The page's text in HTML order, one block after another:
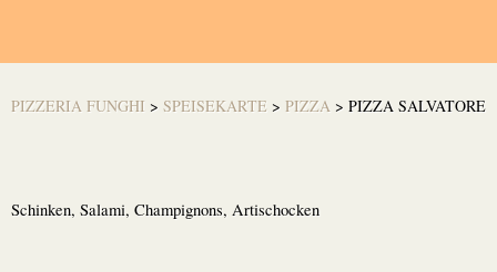
PIZZERIA FUNGHI > SPEISEKARTE > PIZZA > PIZZA SALVATORE
Schinken, Salami, Champignons, Artischocken